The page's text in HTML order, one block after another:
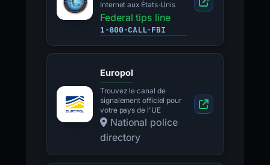
Internet aux États-Unis
Federal tips line
1-800-CALL-FBI
Europol
Trouvez le canal de
signalement officiel pour
votre pays de l'UE
National police
directory